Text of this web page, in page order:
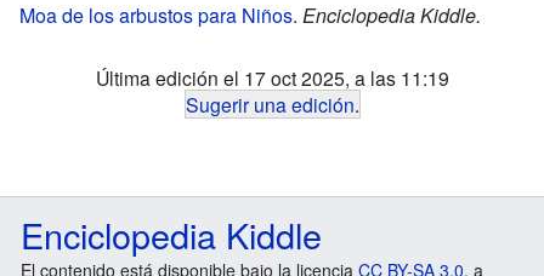
Moa de los arbustos para Niños. Enciclopedia Kiddle.
Última edición el 17 oct 2025, a las 11:19
Sugerir una edición.
Enciclopedia Kiddle
El contenido está disponible bajo la licencia CC BY-SA 3.0, a